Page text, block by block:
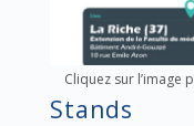
Cliquez sur
Stands